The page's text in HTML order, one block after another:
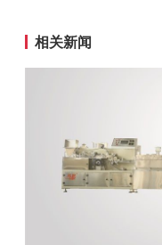
相关新闻